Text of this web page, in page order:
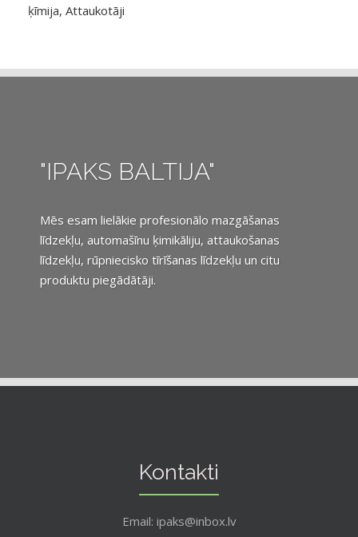
ķīmija, Attaukotāji
"IPAKS BALTIJA"
Mēs esam lielākie profesionālo mazgāšanas
līdzekļu, automašīnu ķimikāliju, attaukošanas
līdzekļu, rūpniecisko tīrīšanas līdzekļu un citu
produktu piegādātāji.
Kontakti
Email: ipaks@inbox.lv